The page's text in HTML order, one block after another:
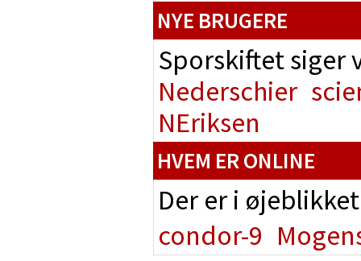
NYE BRUGERE
Sporskiftet
Nederschier
NEriksen
HVEM ER ONLINE
Der er i
condor-9